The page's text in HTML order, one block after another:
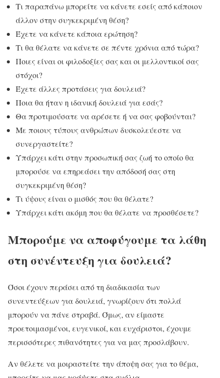
Τι παραπάνω μπορείτε να κάνετε εσείς από κάποιον
άλλον στην συγκεκριμένη θέση?
Έχετε να κάνετε κάποια ερώτηση?
Τι θα θέλατε να κάνετε σε πέντε χρόνια από τώρα?
Ποιες είναι οι φιλοδοξίες σας και οι μελλοντικοί σας
στόχοι?
Έχετε άλλες προτάσεις για δουλειά?
Ποια θα ήταν η ιδανική δουλειά για εσάς?
Θα προτιμούσατε να αρέσετε ή να σας φοβούνται?
Με ποιους τύπους ανθρώπων δυσκολεύεστε να
συνεργαστείτε?
Υπάρχει κάτι στην προσωπική σας ζωή το οποίο θα
μπορούσε να επηρεάσει την απόδοσή σας στη
συγκεκριμένη θέση?
Τι ύψους είναι ο μισθός που θα θέλατε?
Υπάρχει κάτι ακόμη που θα θέλατε να προσθέσετε?
Μπορούμε να αποφύγουμε τα λάθη
στη συνέντευξη για δουλειά?
Όσοι έχουν περάσει από τη διαδικασία των
συνεντεύξεων για δουλειά, γνωρίζουν ότι πολλά
μπορούν να πάνε στραβά. Όμως, αν είμαστε
προετοιμασμένοι, ευγενικοί, και ευχάριστοι, έχουμε
περισσότερες πιθανότητες για να μας προσλάβουν.
Αν θέλετε να μοιραστείτε την άποψη σας για το θέμα,